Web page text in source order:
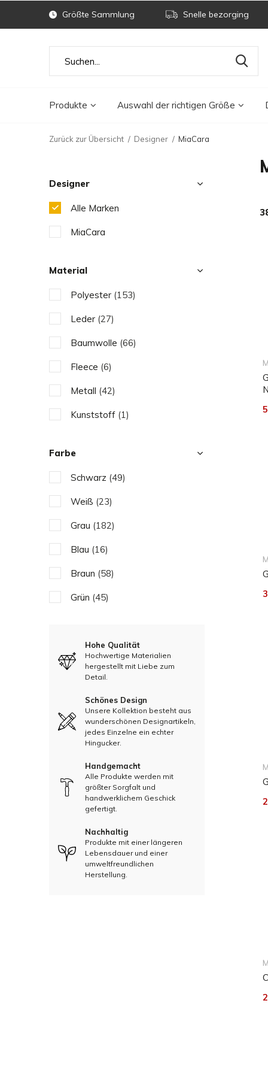
Produkte Auswahl der richtigen Größe
Größte Sammlung Snelle bezorging
Zurück zur Übersicht Designer MiaCara
Designer
Alle Marken
MiaCara
Material
Polyester (153)
Leder (27)
Baumwolle (66)
Fleece (6)
Metall (42)
Kunststoff (1)
(28)
Aluminium
Farbe
Schwarz (49)
Weiß (23)
Grau (182)
Blau (16)
Braun (58)
Grün (45)
Rosa(3)
Silber(3)
Hohe Qualität
Hochwertige Materialien
hergestellt mit Liebe zum
Detail.
Schönes Design
Unsere Kollektion besteht aus
wunderschönen Designartikeln,
jedes Einzelne ein echter
Hingucker.
Handgemacht
Alle Produkte werden mit
größter Sorgfalt und
handwerklichem Geschick
gefertigt.
Nachhaltig
Produkte mit einer längeren
Lebensdauer und einer
umweltfreundlichen
Herstellung.